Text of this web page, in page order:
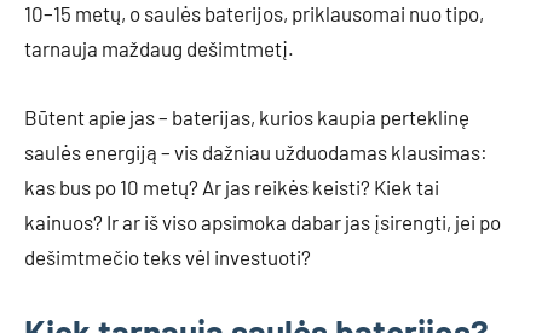
10–15 metų, o saulės baterijos, priklausomai nuo tipo,
tarnauja maždaug dešimtmetį.
Būtent apie jas – baterijas, kurios kaupia perteklinę
saulės energiją – vis dažniau užduodamas klausimas:
kas bus po 10 metų? Ar jas reikės keisti? Kiek tai
kainuos? Ir ar iš viso apsimoka dabar jas įsirengti, jei po
dešimtmečio teks vėl investuoti?